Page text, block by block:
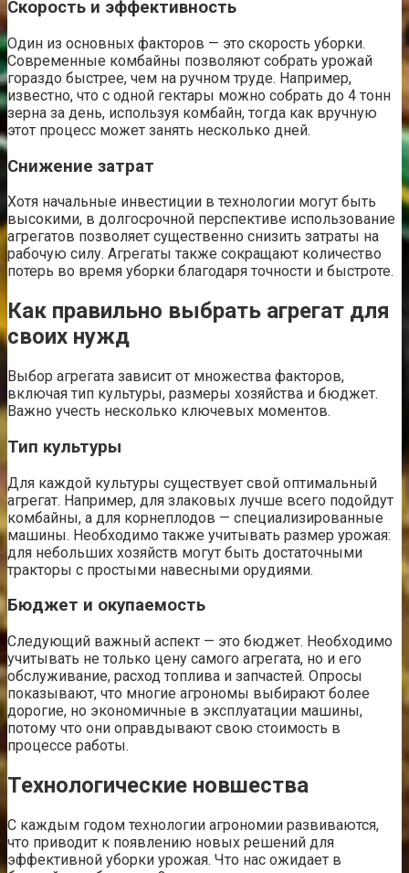
Скорость и эффективность
Один из основных факторов — это скорость уборки.
Современные комбайны позволяют собрать урожай
гораздо быстрее, чем на ручном труде. Например,
известно, что с одной гектары можно собрать до 4 тонн
зерна за день, используя комбайн, тогда как вручную
этот процесс может занять несколько дней.
Снижение затрат
Хотя начальные инвестиции в технологии могут быть
высокими, в долгосрочной перспективе использование
агрегатов позволяет существенно снизить затраты на
рабочую силу. Агрегаты также сокращают количество
потерь во время уборки благодаря точности и быстроте.
Как правильно выбрать агрегат для
своих нужд
Выбор агрегата зависит от множества факторов,
включая тип культуры, размеры хозяйства и бюджет.
Важно учесть несколько ключевых моментов.
Тип культуры
Для каждой культуры существует свой оптимальный
агрегат. Например, для злаковых лучше всего подойдут
комбайны, а для корнеплодов — специализированные
машины. Необходимо также учитывать размер урожая:
для небольших хозяйств могут быть достаточными
тракторы с простыми навесными орудиями.
Бюджет и окупаемость
Следующий важный аспект — это бюджет. Необходимо
учитывать не только цену самого агрегата, но и его
обслуживание, расход топлива и запчастей. Опросы
показывают, что многие агрономы выбирают более
дорогие, но экономичные в эксплуатации машины,
потому что они оправдывают свою стоимость в
процессе работы.
Технологические новшества
С каждым годом технологии агрономии развиваются,
что приводит к появлению новых решений для
эффективной уборки урожая. Что нас ожидает в